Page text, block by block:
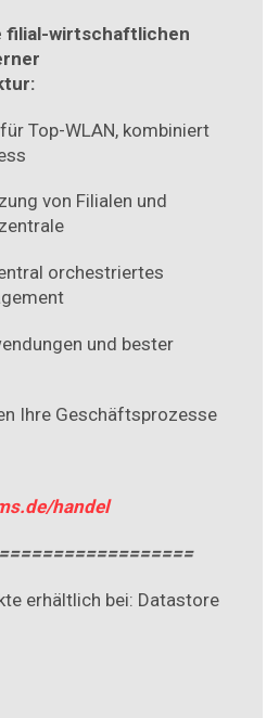
filial-wirtschaftlichen
Top-WLAN, kombiniert
von Filialen und
orchestriertes
und bester
Ihre Geschäftsprozesse
handel
erhältlich bei: Datastore